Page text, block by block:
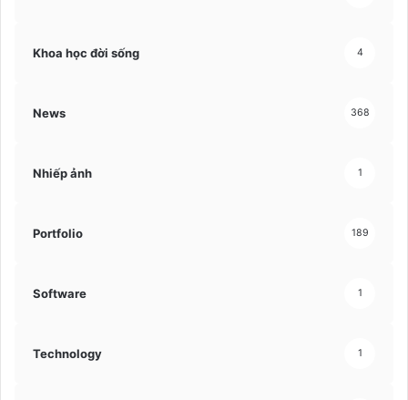
Khoa học đời sống 4
News 368
Nhiếp ảnh 1
Portfolio 189
Software 1
Technology 1